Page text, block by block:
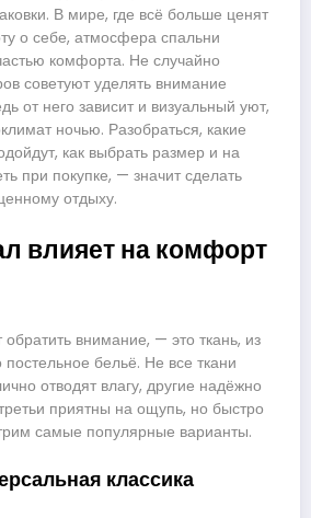
В мире, где всё больше ценят
о себе, атмосфера спальни
комфорта. Не случайно
советуют уделять внимание
от него зависит и визуальный уют,
ночью. Разобраться, какие
как выбрать размер и на
при покупке, — значит сделать
отдыху.
влияет на комфорт
обратить внимание, — это ткань, из
постельное бельё. Не все ткани
отводят влагу, другие надёжно
приятны на ощупь, но быстро
самые популярные варианты.
классика